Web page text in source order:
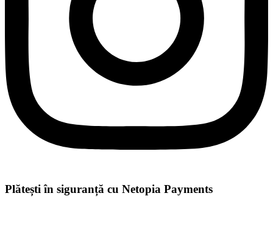
Plătești în siguranță cu Netopia Payments